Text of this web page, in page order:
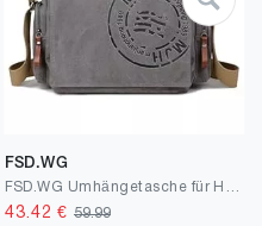
FSD.WG
43.42 € 59.99